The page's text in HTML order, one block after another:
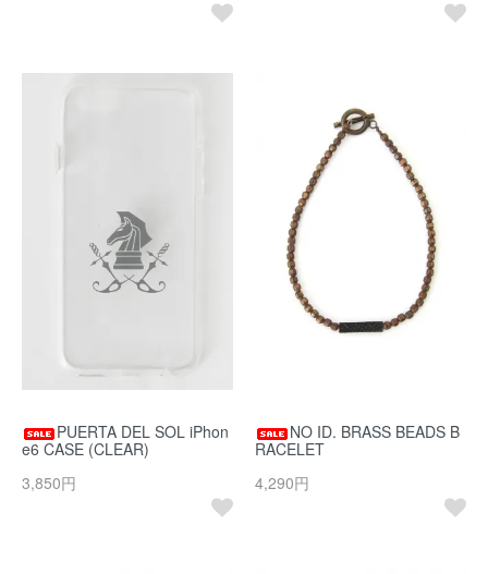
PUERTA DEL SOL iPhon
e6 CASE (CLEAR)
3,850円
NO ID. BRASS BEADS B
RACELET
4,290円